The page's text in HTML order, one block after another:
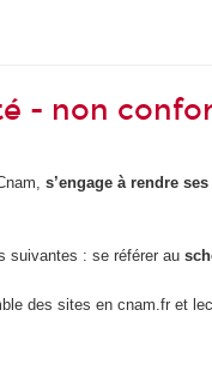
- non
s’engage à rendre
suivantes : se référer au
des sites en cnam.fr et